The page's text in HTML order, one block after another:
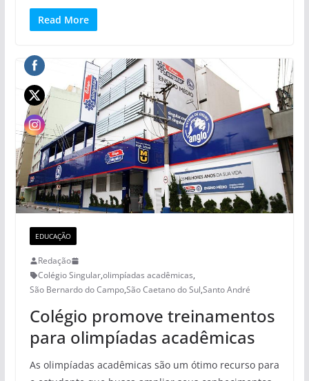
Read More
EDUCAÇÃO
Redação
Colégio Singular,olimpíadas acadêmicas,
São Bernardo do Campo,São Caetano do Sul,Santo André
Colégio promove treinamentos
para olimpíadas acadêmicas
As olimpíadas acadêmicas são um ótimo recurso para